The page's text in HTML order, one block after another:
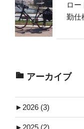
ロー
勤仕
アーカイブ
► 2026 (3)
► 2025 (2)